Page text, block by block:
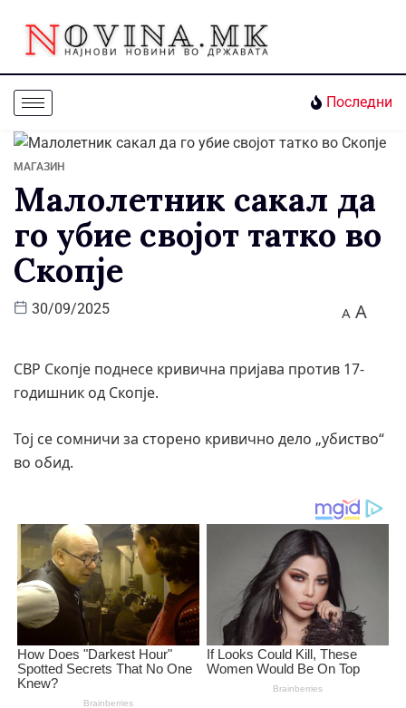
Последни
МАГАЗИН
Малолетник сакал да
го убие својот татко во
Скопје
30/09/2025 A A
СВР Скопје поднесе кривична пријава против 17-
годишник од Скопје.
Тој се сомничи за сторено кривично дело „убиство“
во обид.